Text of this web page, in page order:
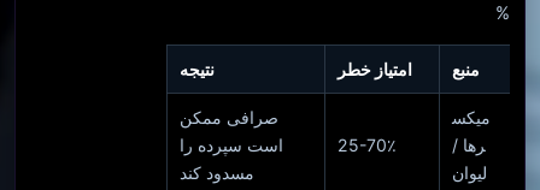
%
منبع امتیاز خطر نتیجه
میکس
رها /
لیوان
25-70٪
صرافی ممکن
است سپرده را
مسدود کند